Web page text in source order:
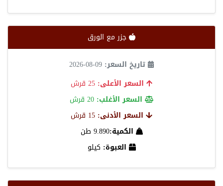
جزر مع الورق
تاريخ السعر: 09-08-2026
السعر الأعلى: 25 قرش
السعر الأغلب: 20 قرش
السعر الأدنى:
الكمية:9.890 طن
العبوة: كيلو